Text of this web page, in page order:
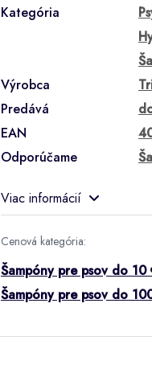
Kategória
Výrobca
Predává
EAN
Odporúčame
Viac informácií
Cenová kategória:
Šampóny pre psov do 10
Šampóny pre psov do